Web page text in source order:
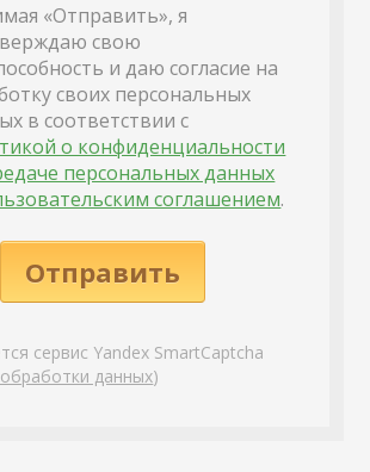
«Отправить», я
свою
и даю согласие на
своих персональных
в соответствии с
о конфиденциальности
персональных данных
соглашением.
Отправить
сервис Yandex SmartCaptcha
данных)